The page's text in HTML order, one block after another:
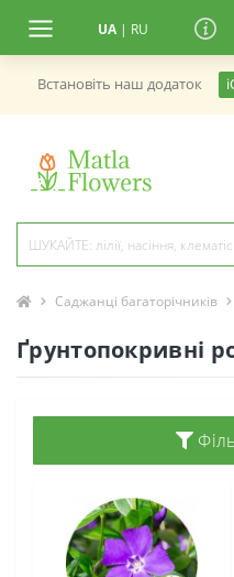
UA | RU
Встановiть наш додаток
Саджанці багаторічників
Ґрунтопокривні